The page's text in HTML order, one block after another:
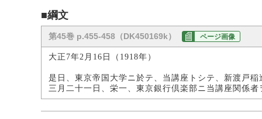
■綱文
第45巻 p.455-458（DK450169k） ページ画像
大正7年2月16日（1918年）
是日、東京帝国大学ニ於テ、当講座トシテ、新渡戸
三月二十一日、栄一、東京銀行倶楽部ニ当講座関係